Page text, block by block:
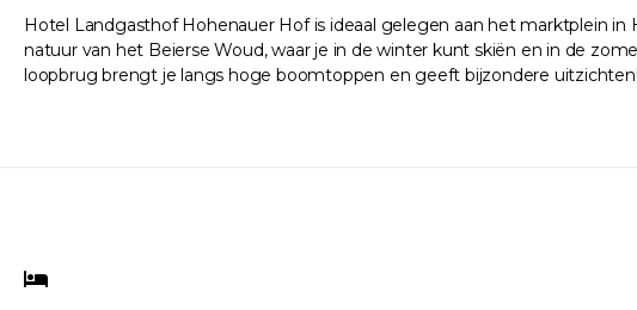
Hotel Landgasthof Hohenauer Hof is ideaal gelegen aan het marktplein
natuur van het Beierse Woud, waar je in de winter kunt skiën en in de
loopbrug brengt je langs hoge boomtoppen en geeft bijzondere uitzichten!